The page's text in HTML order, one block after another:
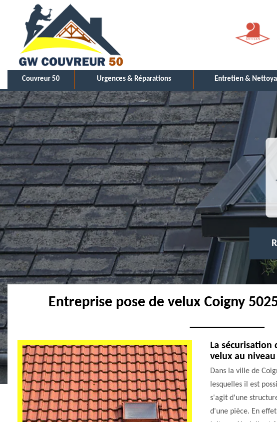
Couvreur 50 Urgences & Réparations Entretien &
Entreprise pose de velux Coigny
La sécurisation
velux au
Dans la ville de
lesquelles il est
s'agit d'une
d'une pièce. En